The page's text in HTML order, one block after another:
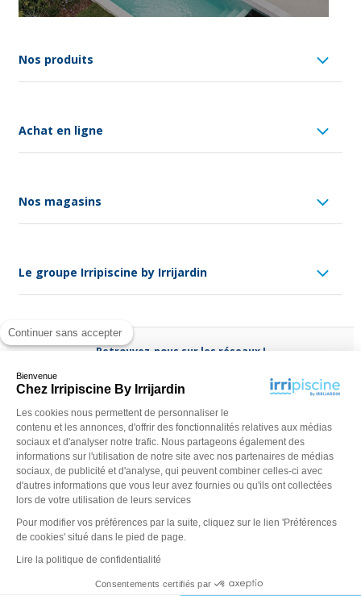
Continuer sans accepter
Bienvenue
Chez Irripiscine By Irrijardin
Les cookies nous permettent de personnaliser le
contenu et les annonces, d'offrir des fonctionnalités relatives aux médias
sociaux et d'analyser notre trafic. Nous partageons également des
informations sur l'utilisation de notre site avec nos partenaires de médias
sociaux, de publicité et d'analyse, qui peuvent combiner celles-ci avec
d'autres informations que vous leur avez fournies ou qu'ils ont collectées
lors de votre utilisation de leurs services
Pour modifier vos préférences par la suite, cliquez sur le lien 'Préférences
de cookies' situé dans le pied de page.
Lire la politique de confidentialité
Consentements certifiés par
Nos produits
Achat en ligne
Nos magasins
Le groupe Irripiscine by Irrijardin
Retrouvez-nous sur les réseaux !
Besoin d'aide ?
0970 818 918 (appel non surtaxé)
Du lundi au vendredi de9 h - 13 hà14 h - 18 h ou contactez-
nous vianotre formulaire